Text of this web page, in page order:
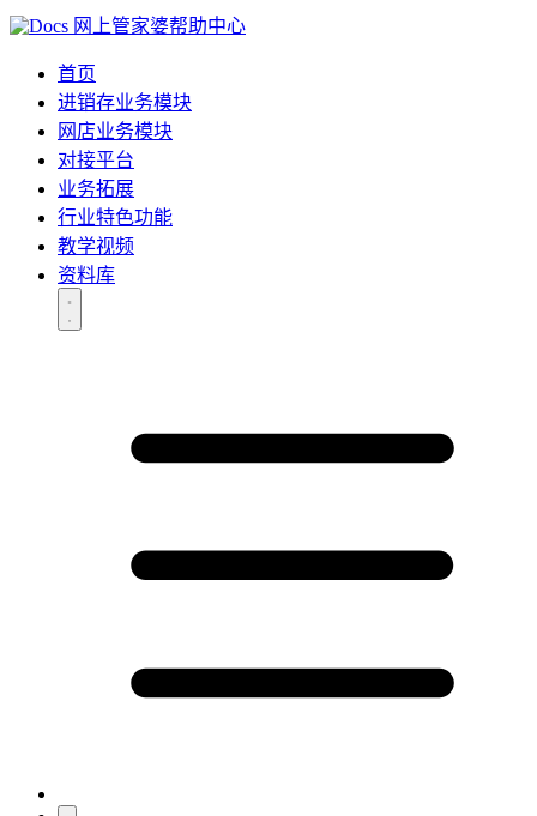
网上管家婆帮助中心
首页
进销存业务模块
网店业务模块
对接平台
业务拓展
行业特色功能
教学视频
资料库